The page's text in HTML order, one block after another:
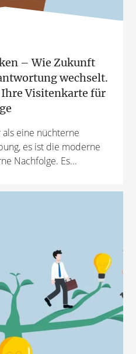
– Wie Zukunft
wechselt.
Visitenkarte für
eine nüchterne
es ist die moderne
Nachfolge. Es...